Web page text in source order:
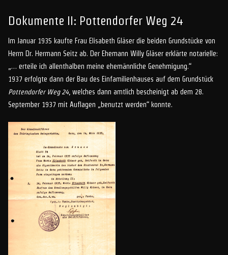
Dokumente II: Pottendorfer Weg 24
Im Januar 1935 kaufte Frau Elisabeth Gläser die beiden Grundstücke von
Herrn Dr. Hermann Seitz ab. Der Ehemann Willy Gläser erklärte notarielle:
„… erteile ich allenthalben meine ehemännliche Genehmigung.“
1937 erfolgte dann der Bau des Einfamilienhauses auf dem Grundstück
Pottendorfer Weg 24, welches dann amtlich bescheinigt ab dem 28.
September 1937 mit Auflagen „benutzt werden“ konnte.